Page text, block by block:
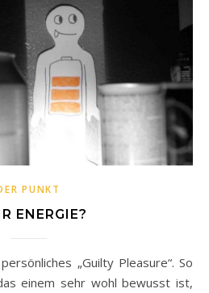
PUNKT
ENERGIE?
einem sehr wohl bewusst ist,